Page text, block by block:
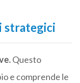
strategici
Questo
e comprende le